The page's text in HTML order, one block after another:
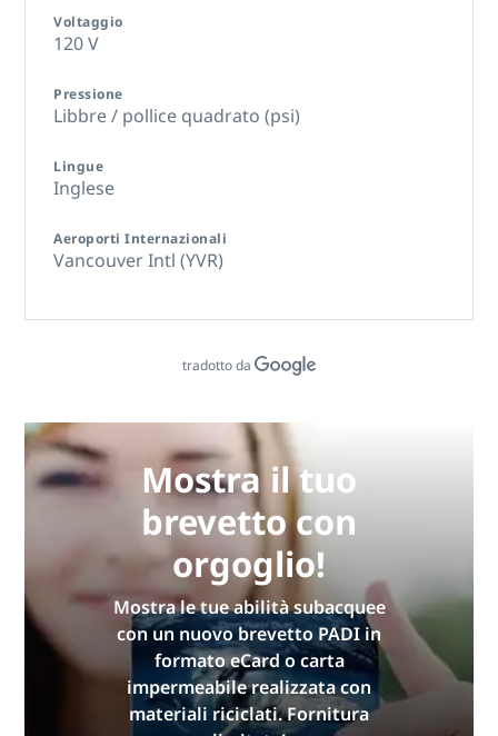
Voltaggio
120 V
Pressione
Libbre / pollice quadrato (psi)
Lingue
Inglese
Aeroporti Internazionali
Vancouver Intl (YVR)
tradotto da
Mostra il tuo
brevetto con
orgoglio!
Mostra le tue abilità subacquee
con un nuovo brevetto PADI in
formato eCard o carta
impermeabile realizzata con
materiali riciclati. Fornitura